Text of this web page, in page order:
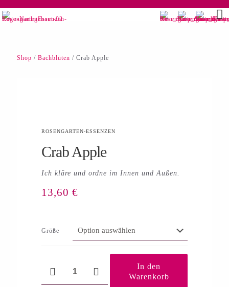
Shop / Bachblüten / Crab Apple
ROSENGARTEN-ESSENZEN
Crab Apple
Ich kläre und ordne im Innen und Außen.
13,60 €
Größe
Apple
Menge
In den
Warenkorb